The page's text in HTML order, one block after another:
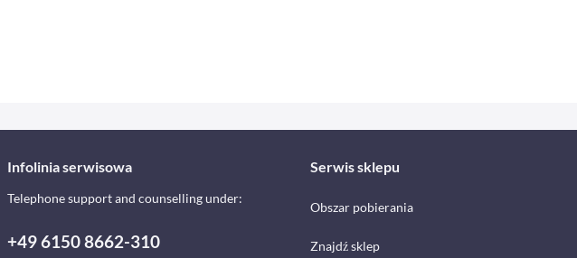
Infolinia serwisowa
Telephone support and counselling under:
+49 6150 8662-310
Serwis sklepu
Obszar pobierania
Znajdź sklep